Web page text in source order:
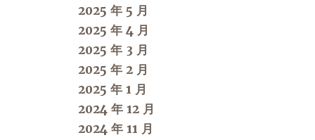
2025 年 5 月
2025 年 4 月
2025 年 3 月
2025 年 2 月
2025 年 1 月
2024 年 12 月
2024 年 11 月